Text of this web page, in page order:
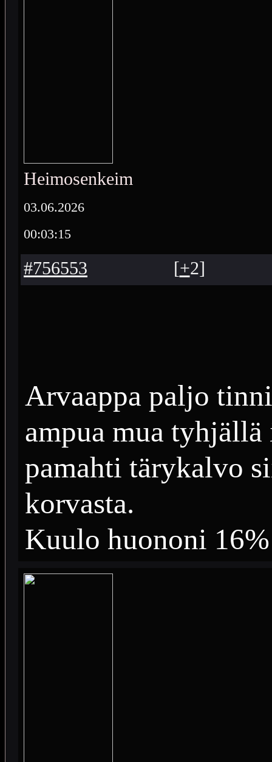
Heimosenkeimo
03.06.2026
00:03:15
#756553 [+2]
Arvaappa paljo
ampua mua
pamahti tärykalvo
korvasta.
Kuulo huononi